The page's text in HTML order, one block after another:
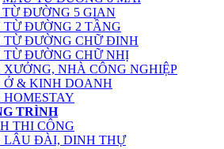
ĐƯỜNG 5 GIAN
TỪ ĐƯỜNG 2 TẦNG
TỪ ĐƯỜNG CHỮ ĐINH
TỪ ĐƯỜNG CHỮ NHỊ
NHÀ CÔNG NGHIỆP
& KINH DOANH
TRÌNH
THI CÔNG
LÂU ĐÀI, DINH THỰ